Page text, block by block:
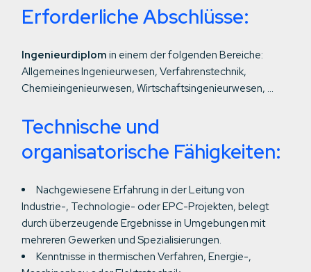
Erforderliche Abschlüsse:
Ingenieurdiplom in einem der folgenden Bereiche:
Allgemeines Ingenieurwesen, Verfahrenstechnik,
Chemieingenieurwesen, Wirtschaftsingenieurwesen, …
Technische und
organisatorische Fähigkeiten:
Nachgewiesene Erfahrung in der Leitung von
Industrie-, Technologie- oder EPC-Projekten, belegt
durch überzeugende Ergebnisse in Umgebungen mit
mehreren Gewerken und Spezialisierungen.
Kenntnisse in thermischen Verfahren, Energie-,